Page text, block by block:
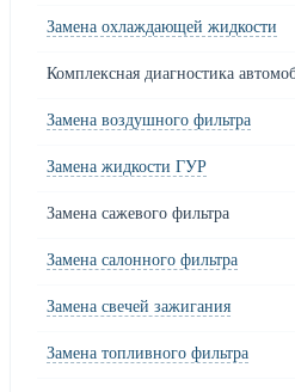
Замена охлаждающей жидкости
Комплексная диагностика
Замена воздушного фильтра
Замена жидкости ГУР
Замена сажевого фильтра
Замена салонного фильтра
Замена свечей зажигания
Замена топливного фильтра